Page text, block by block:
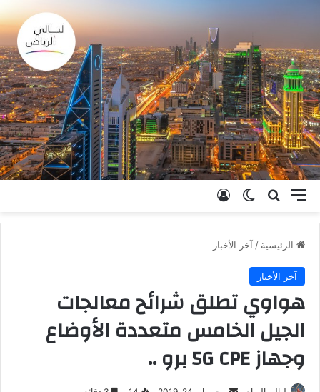
القائمة بحث عنالوضع المظلم
الرئيسية / آخر الأخبار
آخر الأخبار
هواوي تطلق شرائح معالجات
الجيل الخامس متعددة الأوضاع
وجهاز 5G CPE برو ..